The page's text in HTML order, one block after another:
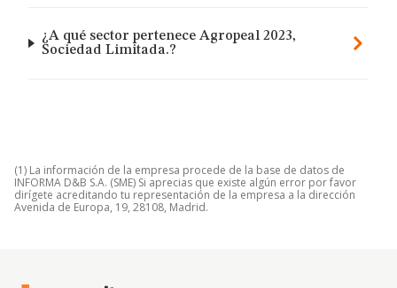
¿A qué sector pertenece Agropeal 2023,
Sociedad Limitada.?
(1) La información de la empresa procede de la base de datos de
INFORMA D&B S.A. (SME) Si aprecias que existe algún error por favor
dirígete acreditando tu representación de la empresa a la dirección
Avenida de Europa, 19, 28108, Madrid.